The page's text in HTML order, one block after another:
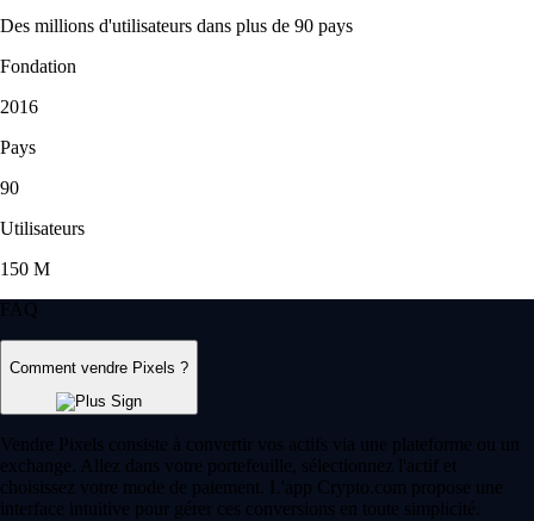
Des millions d'utilisateurs dans plus de 90 pays
Fondation
2016
Pays
90
Utilisateurs
150 M
FAQ
Comment vendre Pixels ?
Vendre Pixels consiste à convertir vos actifs via une plateforme ou un
exchange. Allez dans votre portefeuille, sélectionnez l'actif et
choisissez votre mode de paiement. L'app Crypto.com propose une
interface intuitive pour gérer ces conversions en toute simplicité.